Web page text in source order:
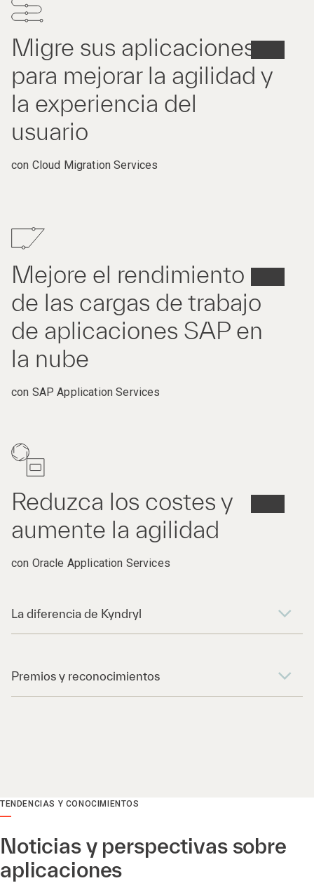
Migre sus aplicaciones
para mejorar la agilidad y
la experiencia del
usuario
con Cloud Migration Services
Mejore el rendimiento
de las cargas de trabajo
de aplicaciones SAP en
la nube
con SAP Application Services
Reduzca los costes y
aumente la agilidad
con Oracle Application Services
La diferencia de Kyndryl
Premios y reconocimientos
TENDENCIAS Y CONOCIMIENTOS
Noticias y perspectivas sobre
aplicaciones